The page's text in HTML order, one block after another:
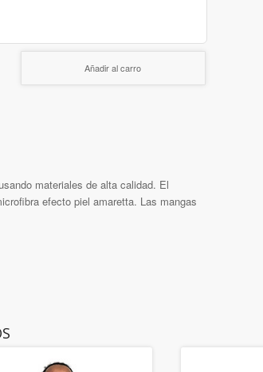
Añadir al carro
materiales de alta calidad. El
efecto piel amaretta. Las mangas